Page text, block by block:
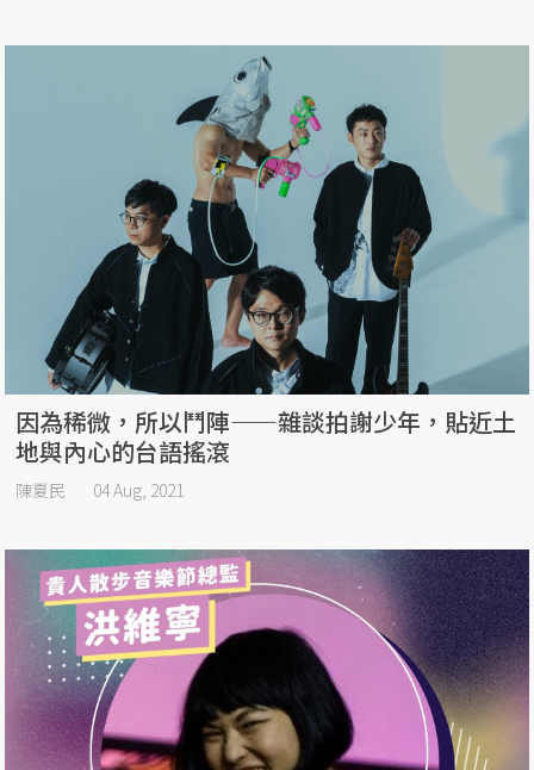
因為稀微，所以鬥陣——雜談拍謝少年，貼近土
地與內心的台語搖滾
陳夏民 04 Aug, 2021